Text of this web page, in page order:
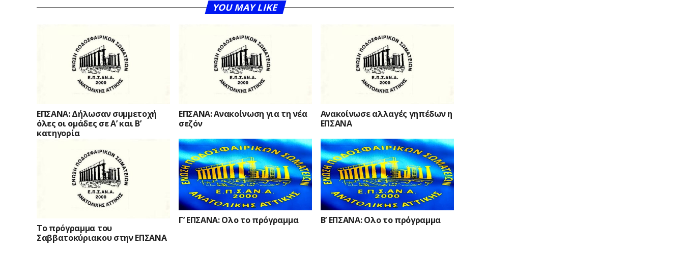
YOU MAY LIKE
ΕΠΣΑΝΑ: Δήλωσαν συμμετοχή
όλες οι ομάδες σε Α’ και Β’
κατηγορία
ΕΠΣΑΝΑ: Ανακοίνωση για τη νέα
σεζόν
Ανακοίνωσε αλλαγές γηπέδων η
ΕΠΣΑΝΑ
Το πρόγραμμα του
Σαββατοκύριακου στην ΕΠΣΑΝΑ
Γ’ ΕΠΣΑΝΑ: Ολο το πρόγραμμα Β’ ΕΠΣΑΝΑ: Ολο το πρόγραμμα